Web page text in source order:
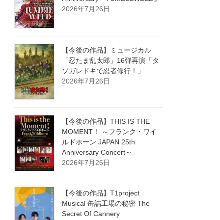
2026年7月26日
【今後の作品】ミュージカル
「忍たま乱太郎」16弾再演「タ
ソガレドキで忍者修行！」
2026年7月26日
【今後の作品】THIS IS THE
MOMENT！ ～フランク・ワイ
ルドホーン JAPAN 25th
Anniversary Concert～
2026年7月26日
【今後の作品】T1project
Musical 缶詰工場の秘密 The
Secret Of Cannery